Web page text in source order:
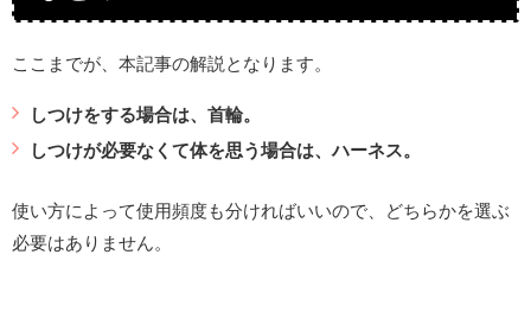
ここまでが、本記事の解説となります。
しつけをする場合は、首輪。
しつけが必要なくて体を思う場合は、ハーネス。
使い方によって使用頻度も分ければいいので、どちらかを選ぶ
必要はありません。